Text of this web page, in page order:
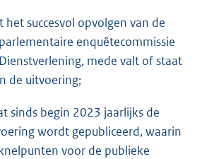
succesvol opvolgen van de
enquêtecommissie
mede valt of staat
de uitvoering;
sinds begin 2023 jaarlijks de
wordt gepubliceerd, waarin
voor de publieke